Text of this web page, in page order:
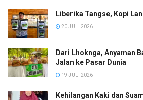
Liberika Tangse, Kopi
20 JULI 2026
Dari Lhoknga, Anyaman
Jalan ke Pasar Dunia
19 JULI 2026
Kehilangan Kaki dan